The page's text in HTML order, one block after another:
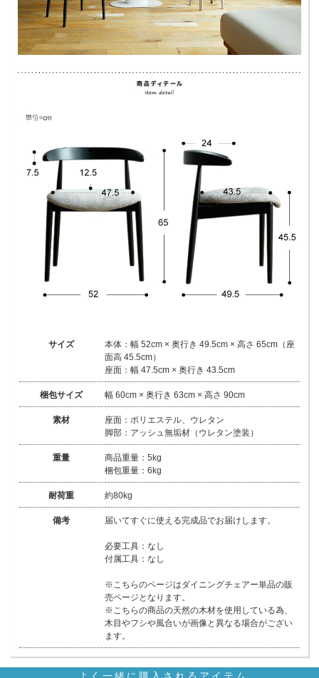
サイズ
本体：幅 52cm × 奥行き 49.5cm × 高さ 65cm（座
面高 45.5cm）
座面：幅 47.5cm × 奥行き 43.5cm
梱包サイズ 幅 60cm × 奥行き 63cm × 高さ 90cm
素材
座面：ポリエステル、ウレタン
脚部：アッシュ無垢材（ウレタン塗装）
重量
商品重量：5kg
梱包重量：6kg
耐荷重 約80kg
備考 届いてすぐに使える完成品でお届けします。
必要工具：なし
付属工具：なし
※こちらのページはダイニングチェアー単品の販
売ページとなります。
※こちらの商品の天然の木材を使用している為、
木目やフシや風合いが画像と異なる場合がござい
ます。